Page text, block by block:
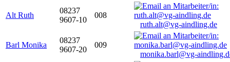
Alt Ruth
08237
9607-10
008
ruth.alt@vg-aindling.de
Barl Monika
08237
9607-20
009
monika.barl@vg-